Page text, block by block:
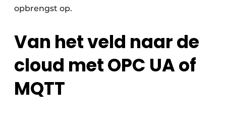
opbrengst op.
Van het veld naar de
cloud met OPC UA of
MQTT